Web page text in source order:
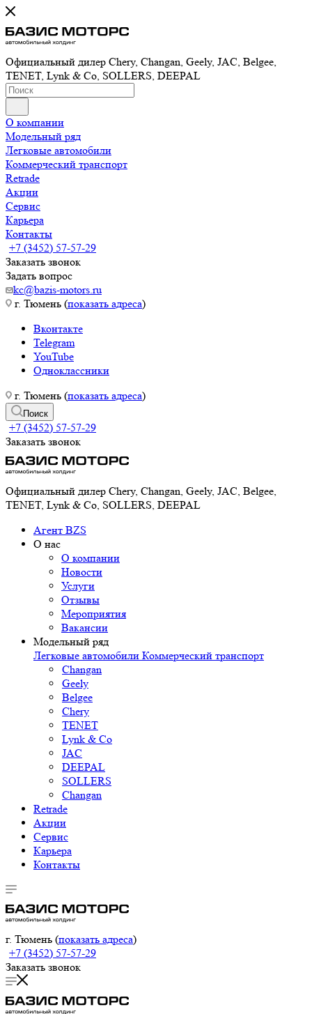
Официальный дилер Chery, Changan, Geely, JAC, Belgee,
TENET, Lynk & Co, SOLLERS, DEEPAL
О компании
Модельный ряд
Легковые автомобили
Коммерческий транспорт
Retrade
Акции
Сервис
Карьера
Контакты
+7 (3452) 57-57-29
Заказать звонок
Задать вопрос
kc@bazis-motors.ru
г. Тюмень (показать адреса)
Вконтакте
Telegram
YouTube
Одноклассники
г. Тюмень (показать адреса)
Поиск
+7 (3452) 57-57-29
Заказать звонок
Официальный дилер Chery, Changan, Geely, JAC, Belgee,
TENET, Lynk & Co, SOLLERS, DEEPAL
Агент BZS
О нас
О компании
Новости
Услуги
Отзывы
Мероприятия
Вакансии
Модельный ряд
Легковые автомобили Коммерческий транспорт
Changan
Geely
Belgee
Chery
TENET
Lynk & Co
JAC
DEEPAL
SOLLERS
Changan
Retrade
Акции
Сервис
Карьера
Контакты
г. Тюмень (показать адреса)
+7 (3452) 57-57-29
Заказать звонок